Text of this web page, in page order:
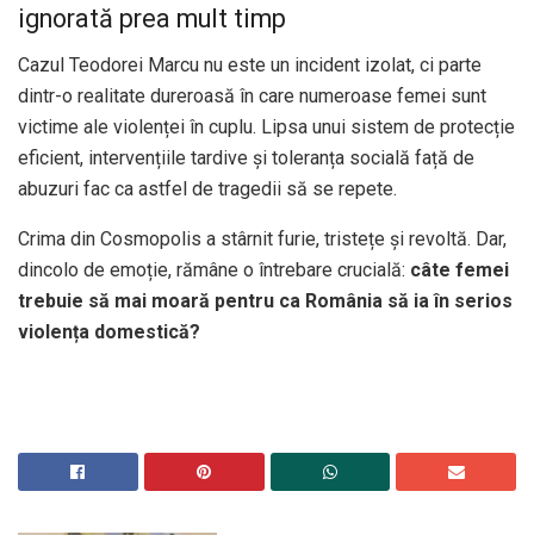
ignorată prea mult timp
Cazul Teodorei Marcu nu este un incident izolat, ci parte
dintr-o realitate dureroasă în care numeroase femei sunt
victime ale violenței în cuplu. Lipsa unui sistem de protecție
eficient, intervențiile tardive și toleranța socială față de
abuzuri fac ca astfel de tragedii să se repete.
Crima din Cosmopolis a stârnit furie, tristețe și revoltă. Dar,
dincolo de emoție, rămâne o întrebare crucială: câte femei
trebuie să mai moară pentru ca România să ia în serios
violența domestică?